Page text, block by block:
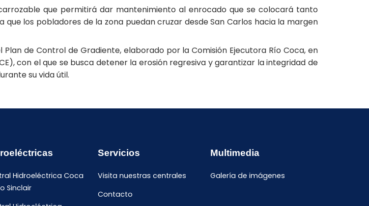
que permitirá dar mantenimiento al enrocado que se colocará tanto
los pobladores de la zona puedan cruzar desde San Carlos hacia la margen
de Control de Gradiente, elaborado por la Comisión Ejecutora Río Coca, en
con el que se busca detener la erosión regresiva y garantizar la integridad de
su vida útil.
Hidroeléctrica Coca
Sinclair
Servicios
Visita nuestras centrales
Contacto
Multimedia
Galería de imágenes